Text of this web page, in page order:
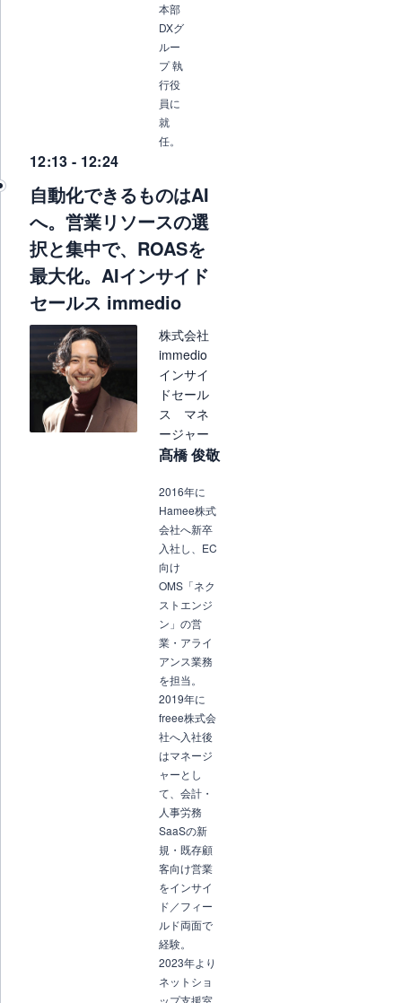
本部
DXグ
ルー
プ 執
行役
員に
就
任。
12:13 - 12:24
自動化できるものはAI
へ。営業リソースの選
択と集中で、ROASを
最大化。AIインサイド
セールス immedio
株式会社
immedio
インサイ
ドセール
ス マネ
ージャー
髙橋 俊敬
2016年に
Hamee株式
会社へ新卒
入社し、EC
向け
OMS「ネク
ストエンジ
ン」の営
業・アライ
アンス業務
を担当。
2019年に
freee株式会
社へ入社後
はマネージ
ャーとし
て、会計・
人事労務
SaaSの新
規・既存顧
客向け営業
をインサイ
ド／フィー
ルド両面で
経験。
2023年より
ネットショ
ップ支援室